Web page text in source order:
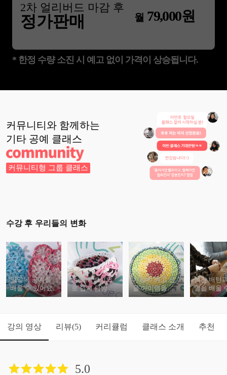
2차 얼리버드 마감 후
정가판매 월 79,000원
* 한정 수량 소진 시 예고 없이 가격이 상승됩니다.
커뮤니티와 함께하는
기타 공예 클래스
커뮤니티형 그룹 클래스
수강 후 우리들의 변화
양말목 공예를
배울 수 있어요.
손뜨개 방식으
로 쉽게 금방 배
울 수 있어요.
가성비 최고 선
물 아이템들을
만들 수 있어요.
색감 배턴
열을 배울
어요.
강의 영상 리뷰(5) 커리큘럼 클래스 소개 추천
5.0